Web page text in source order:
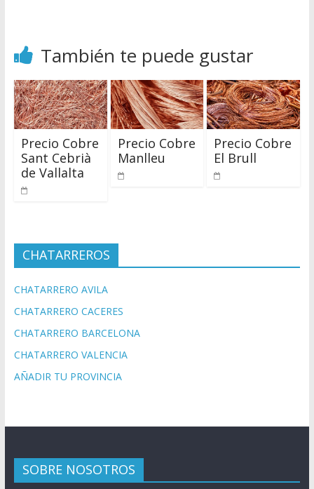
También te puede gustar
Precio Cobre
Sant Cebrià
de Vallalta
Precio Cobre
Manlleu
Precio Cobre
El Brull
CHATARREROS
CHATARRERO AVILA
CHATARRERO CACERES
CHATARRERO BARCELONA
CHATARRERO VALENCIA
AÑADIR TU PROVINCIA
SOBRE NOSOTROS